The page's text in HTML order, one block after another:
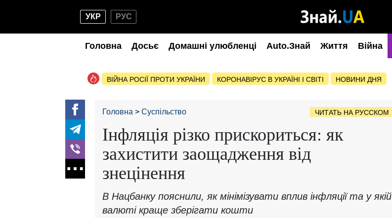
УКР РУС
Головна Досьє Домашні улюбленці Auto.Знай Життя Війна
ВІЙНА РОСІЇ ПРОТИ УКРАЇНИ КОРОНАВІРУС В УКРАЇНІ І СВІТІ НОВИНИ ДНЯ
Головна Суспільство ЧИТАТЬ НА РУССКОМ
Інфляція різко прискориться: як
захистити заощадження від
знецінення
В Нацбанку пояснили, як мінімізувати вплив інфляції та у якій
валюті краще зберігати кошти